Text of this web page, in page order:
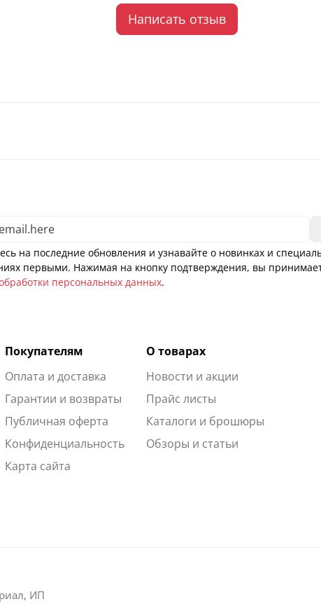
Написать отзыв
на последние обновления и узнавайте о новинках и
первыми. Нажимая на кнопку подтверждения, вы
персональных данных.
Покупателям
Оплата и доставка
Гарантии и возвраты
Публичная оферта
Конфиденциальность
Карта сайта
О товарах
Новости и акции
Прайс листы
Каталоги и брошюры
Обзоры и статьи
ИП